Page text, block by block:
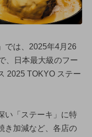
では、2025年4月26
、日本最大級のフー
2025 TOKYO ステー
い「ステーキ」に特
き加減など、各店の